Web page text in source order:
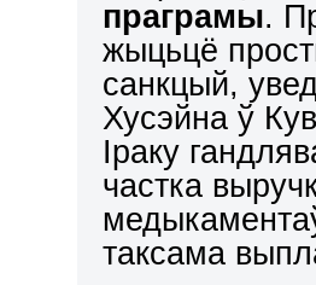
праграмы.
жыцьцё
санкцый,
Хусэйна ў
Іраку
частка
таксама